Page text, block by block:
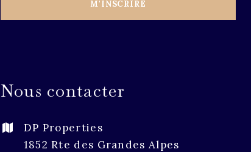
Nous contacter
DP Properties
1852 Rte des Grandes Alpes